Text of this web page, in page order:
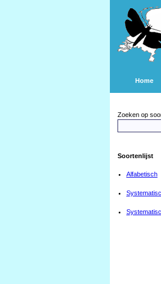
Home
Zoeken op
Soortenlijst
Alfabetisch